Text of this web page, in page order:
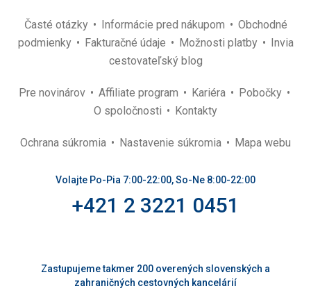
Časté otázky Informácie pred nákupom
Obchodné
podmienky
Fakturačné údaje Možnosti platby
Invia
cestovateľský blog
Pre novinárov Affiliate program Kariéra
Pobočky
O spoločnosti
Kontakty
Ochrana súkromia Nastavenie súkromia Mapa webu
Volajte Po-Pia 7:00-22:00, So-Ne 8:00-22:00
+421 2 3221 0451
Zastupujeme takmer 200 overených slovenských a
zahraničných cestovných kancelárií